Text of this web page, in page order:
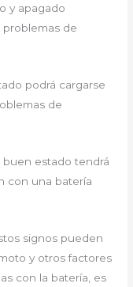
y apagado
de
podrá cargarse
de
buen estado tendrá
con una batería
signos pueden
y otros factores
con la batería, es